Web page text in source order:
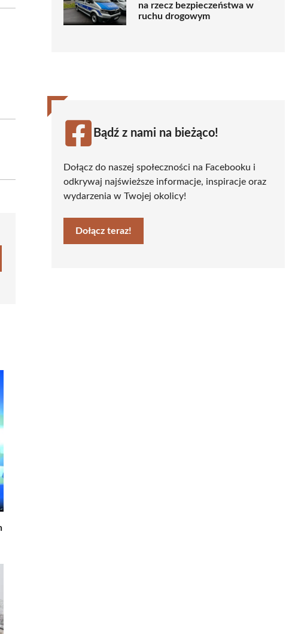
na rzecz bezpieczeństwa w
ruchu drogowym
Bądź z nami na bieżąco!
Dołącz do naszej społeczności na Facebooku i
odkrywaj najświeższe informacje, inspiracje oraz
wydarzenia w Twojej okolicy!
Dołącz teraz!